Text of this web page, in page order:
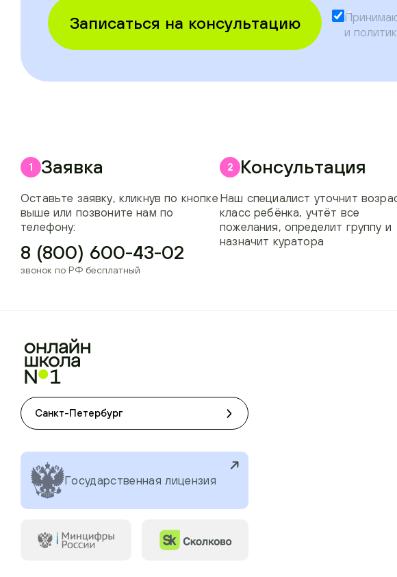
Записаться на консультацию
и
1 Заявка
Оставьте заявку, кликнув по кнопке
выше или позвоните нам по
телефону:
8 (800) 600-43-02
звонок по РФ бесплатный
2 Консультация
Наш специалист уточнит
класс ребёнка, учтёт все
пожелания, определит группу и
назначит куратора
Санкт-Петербург
Государственная лицензия